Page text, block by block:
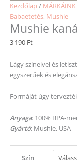
Kezdőlap / MÁRKÁINK
Babaetetés, Mushie
Mushie
3 190 Ft
Lágy színeivel és
egyszerűek és
Formáját úgy
Anyaga: 100% BPA-
Gyártó: Mushie, USA
Szín